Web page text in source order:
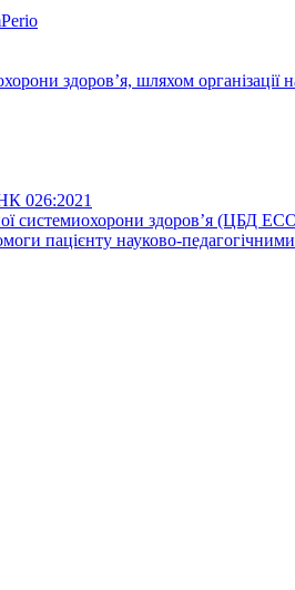
здоров’я, шляхом організації
026:2021
системиохорони здоров’я (ЦБД
пацієнту науково-